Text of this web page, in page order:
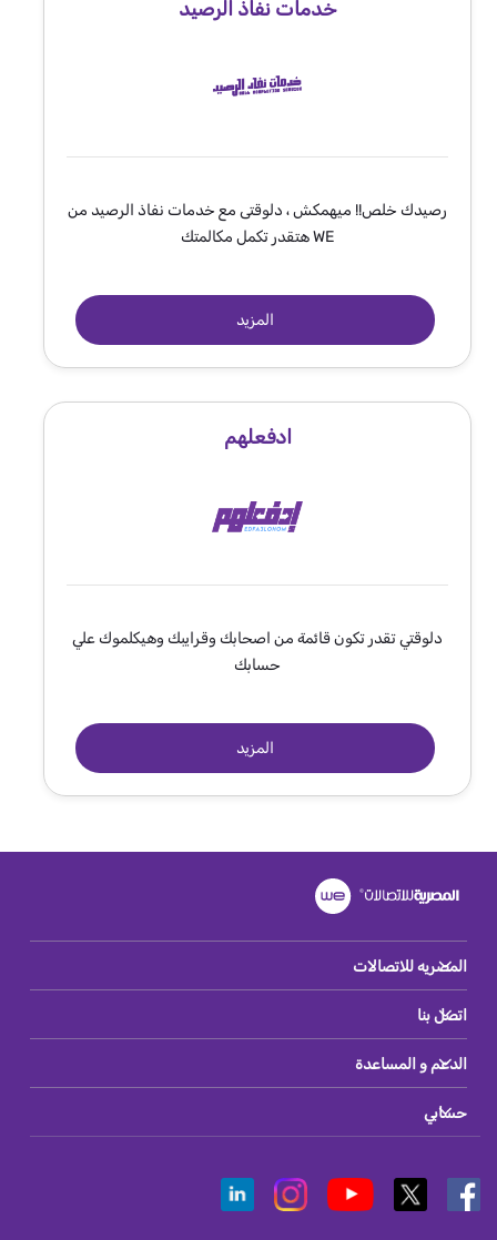
خدمات نفاذ الرصيد
رصيدك خلص!! ميهمكش ، دلوقتى مع خدمات نفاذ الرصيد من
WE هتقدر تكمل مكالمتك
المزيد
ادفعلهم
دلوقتي تقدر تكون قائمة من اصحابك وقرايبك وهيكلموك علي
حسابك
المزيد
المصريه للاتصالات
اتصل بنا
الدعم و المساعدة
حسابي